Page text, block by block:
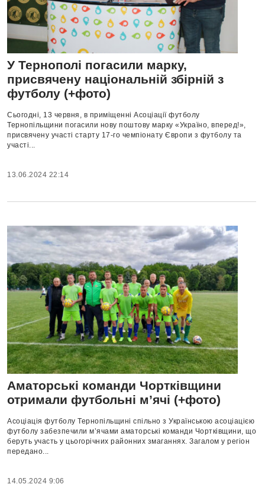
У Тернополі погасили марку,
присвячену національній збірній з
футболу (+фото)
Сьогодні, 13 червня, в приміщенні Асоціації футболу
Тернопільщини погасили нову поштову марку «Україно, вперед!»,
присвячену участі старту 17-го чемпіонату Європи з футболу та
участі...
13.06.2024 22:14
Аматорські команди Чортківщини
отримали футбольні м’ячі (+фото)
Асоціація футболу Тернопільщині спільно з Українською асоціацією
футболу забезпечили м’ячами аматорські команди Чортківщини, що
беруть участь у цьогорічних районних змаганнях. Загалом у регіон
передано...
14.05.2024 9:06